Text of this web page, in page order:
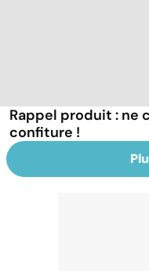
Rappel produit : ne
confiture !